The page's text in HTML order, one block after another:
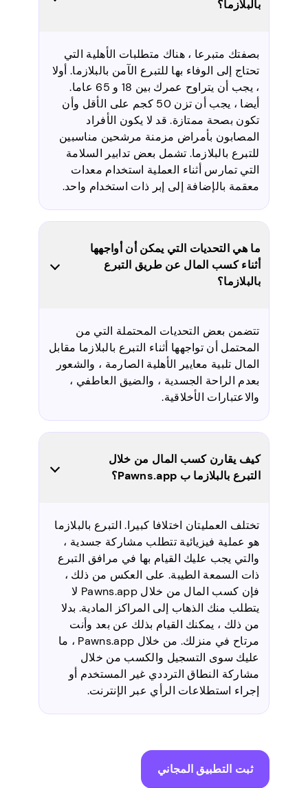
بالبلازما؟
بصفتك متبرعا ، هناك متطلبات الأهلية التي
تحتاج إلى الوفاء بها للتبرع الآمن بالبلازما. أولا
، يجب أن يتراوح عمرك بين 18 و 65 عاما.
أيضا ، يجب أن تزن 50 كجم على الأقل وأن
تكون بصحة ممتازة. قد لا يكون الأفراد
المصابون بأمراض مزمنة مرشحين مناسبين
للتبرع بالبلازما. تشمل بعض تدابير السلامة
التي تمارس أثناء العملية استخدام معدات
معقمة بالإضافة إلى إبر ذات استخدام واحد.
ما هي التحديات التي يمكن أن أواجهها
أثناء كسب المال عن طريق التبرع
بالبلازما؟
تتضمن بعض التحديات المحتملة التي من
المحتمل أن تواجهها أثناء التبرع بالبلازما مقابل
المال تلبية معايير الأهلية الصارمة ، والشعور
بعدم الراحة الجسدية ، والضيق العاطفي ،
والاعتبارات الأخلاقية.
كيف يقارن كسب المال من خلال
التبرع بالبلازما ب Pawns.app؟
تختلف العمليتان اختلافا كبيرا. التبرع بالبلازما
هو عملية فيزيائية تتطلب مشاركة جسدية ،
والتي يجب عليك القيام بها في مرافق التبرع
ذات السمعة الطيبة. على العكس من ذلك ،
فإن كسب المال من خلال Pawns.app لا
يتطلب منك الذهاب إلى المراكز المادية. بدلا
من ذلك ، يمكنك القيام بذلك عن بعد وأنت
مرتاح في منزلك. من خلال Pawns.app ، ما
عليك سوى التسجيل والكسب من خلال
مشاركة النطاق الترددي غير المستخدم أو
إجراء استطلاعات الرأي عبر الإنترنت.
ثبت التطبيق المجاني